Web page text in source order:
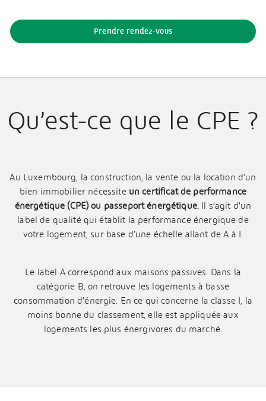
Prendre rendez-vous
Qu’est-ce que le CPE ?
Au Luxembourg, la construction, la vente ou la location d’un
bien immobilier nécessiteun certificat de performance
énergétique (CPE) ou passeport énergétique. Il s’agit d’un
label de qualité qui établit la performance énergique de
votre logement, sur base d’une échelle allant de A à I.
Le label A correspond aux maisons passives. Dans la
catégorie B, on retrouve les logements à basse
consommation d’énergie. En ce qui concerne la classe I, la
moins bonne du classement, elle est appliquée aux
logements les plus énergivores du marché.